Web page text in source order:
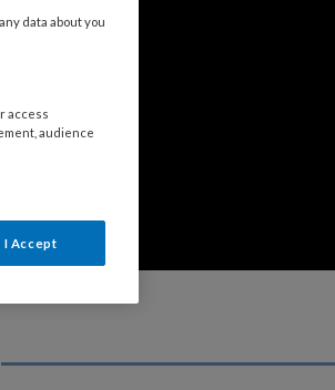
data about you
access
audience
I Accept